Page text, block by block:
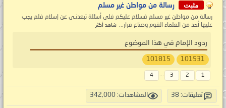
مثبت رسالة من مواطن غير مسلم
رسالة من مواطن غير مسلم فسلام عليكم فلى أسئلة تبعدنـى عن إسلام فلم يجب
عليها أحد من العلماء القوم وصناع قرار... شاهد أكثر
ردود الإمام في هذا الموضوع
101531
101815
1
2
3
...
4
تعليقات: 38 المشاهدات: 342,000